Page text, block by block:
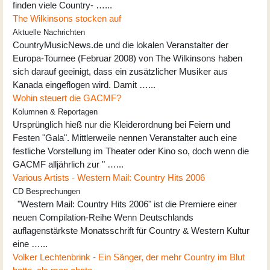
finden viele Country- …...
The Wilkinsons stocken auf
Aktuelle Nachrichten
CountryMusicNews.de und die lokalen Veranstalter der
Europa-Tournee (Februar 2008) von The Wilkinsons haben
sich darauf geeinigt, dass ein zusätzlicher Musiker aus
Kanada eingeflogen wird. Damit …...
Wohin steuert die GACMF?
Kolumnen & Reportagen
Ursprünglich hieß nur die Kleiderordnung bei Feiern und
Festen "Gala". Mittlerweile nennen Veranstalter auch eine
festliche Vorstellung im Theater oder Kino so, doch wenn die
GACMF alljährlich zur " …...
Various Artists - Western Mail: Country Hits 2006
CD Besprechungen
"Western Mail: Country Hits 2006" ist die Premiere einer
neuen Compilation-Reihe Wenn Deutschlands
auflagenstärkste Monatsschrift für Country & Western Kultur
eine …...
Volker Lechtenbrink - Ein Sänger, der mehr Country im Blut